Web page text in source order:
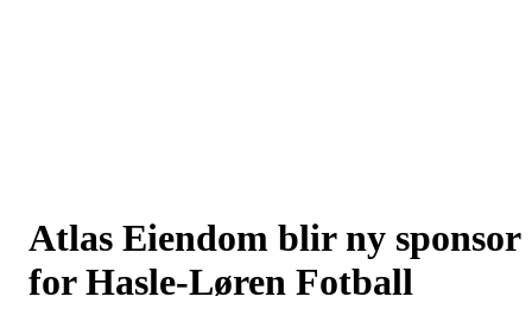
Atlas Eiendom blir ny sponsor
for Hasle-Løren Fotball